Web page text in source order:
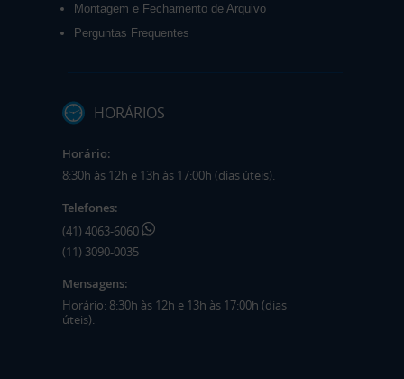
Montagem e Fechamento de Arquivo
Perguntas Frequentes
HORÁRIOS
Horário:
8:30h às 12h e 13h às 17:00h (dias úteis).
Telefones:
(41) 4063-6060
(11) 3090-0035
Mensagens:
Horário: 8:30h às 12h e 13h às 17:00h (dias
úteis).